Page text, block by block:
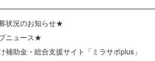
状況のお知らせ★
ニュース★
補助金・総合支援サイト「ミラサポplus」